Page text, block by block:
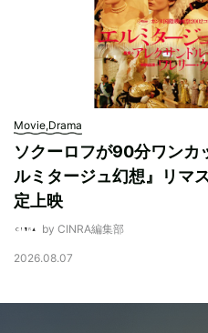
Movie,Drama
ソクーロフが90分ワンカ
ルミタージュ幻想』リマ
定上映
by CINRA編集部
2026.08.07